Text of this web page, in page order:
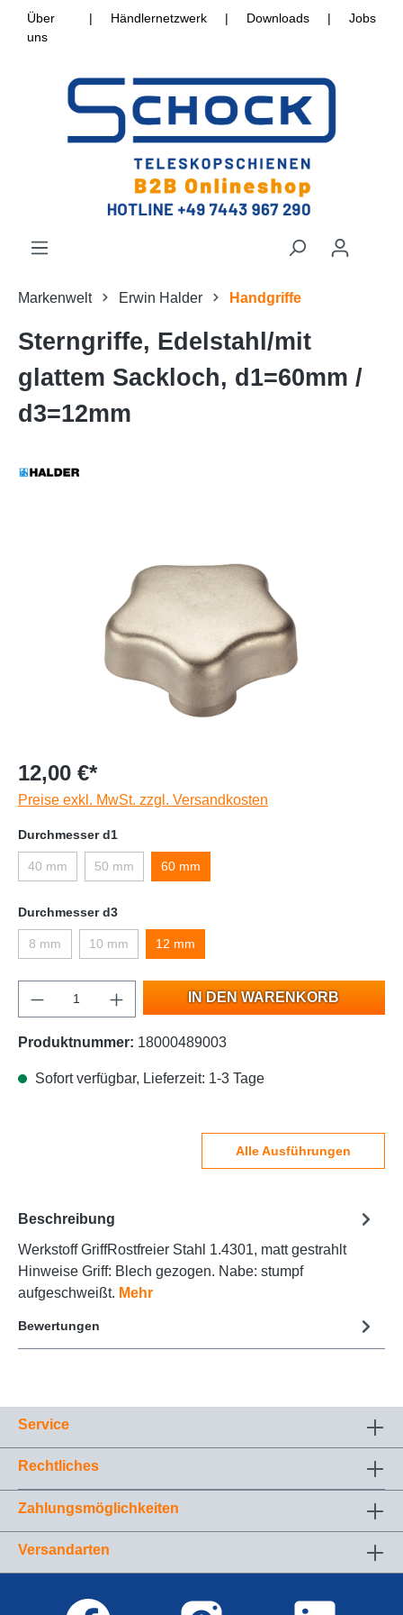
Über
uns
| Händlernetzwerk | Downloads | Jobs
Markenwelt Erwin Halder Handgriffe
Sterngriffe, Edelstahl/mit
glattem Sackloch, d1=60mm /
d3=12mm
12,00 €*
Preise exkl. MwSt. zzgl. Versandkosten
Durchmesser d1
40 mm 50 mm 60 mm
Durchmesser d3
8 mm 10 mm 12 mm
IN DEN WARENKORB
Produktnummer: 18000489003
Sofort verfügbar, Lieferzeit: 1-3 Tage
Alle Ausführungen
Beschreibung
Werkstoff GriffRostfreier Stahl 1.4301, matt gestrahlt
Hinweise Griff: Blech gezogen. Nabe: stumpf
aufgeschweißt. Mehr
Bewertungen
Service
Rechtliches
Zahlungsmöglichkeiten
Versandarten